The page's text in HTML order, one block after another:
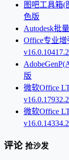
图吧工具箱(
色版
Autodesk批
Office专业增
版
微软Office
微软Office
评论 抢沙发